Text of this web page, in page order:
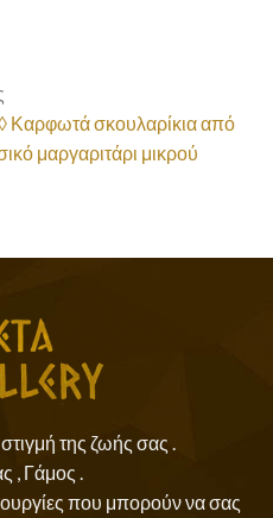
Καρφωτά σκουλαρίκιααπό
μαργαριτάρι μικρού
της ζωής σας .
, Γάμος .
που μπορούν να σας